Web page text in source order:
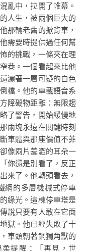
亂中，拉開了帷幕。
人生，被兩個巨大的
那輛老舊的掀背車，
需要時提供過任何幫
的挑戰，一條夾在理
巷。一個看起來比他
灑著一層可疑的白色
檔。他的車載語音系
障礙物距離：無限趨
了警告，開始緩慢地
兩塊永遠在關鍵時刻
車體與那座價值不菲
像兩片羞澀的耳朵一
你還是別看了，反正
來了。他轉頭看去，
網的多層機械式停車
綠光。這棟停車塔是
說只要有人敢在它面
獄。他已經失敗了十
車頭朝著銅獨角獸的
提醒：「再見，世